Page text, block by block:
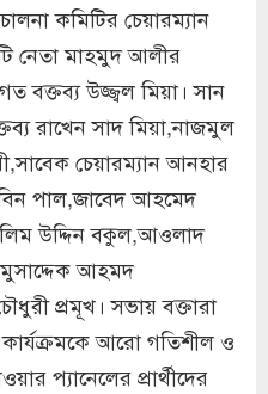
কমিটির চেয়ারম্যান
নেতা মাহমুদ আলীর
বক্তব্য উজ্জ্বল মিয়া। সান
রাখেন সাদ মিয়া,নাজমুল
চেয়ারম্যান আনহার
পাল,জাবেদ আহমেদ
উদ্দিন বকুল,আওলাদ
আহমদ
প্রমূখ। সভায় বক্তারা
আরো গতিশীল ও
প্যানেলের প্রার্থীদের